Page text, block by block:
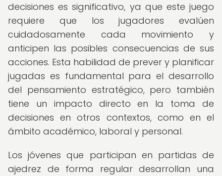
decisiones es significativo, ya que este juego
requiere que los jugadores evalúen
cuidadosamente cada movimiento y
anticipen las posibles consecuencias de sus
acciones. Esta habilidad de prever y planificar
jugadas es fundamental para el desarrollo
del pensamiento estratégico, pero también
tiene un impacto directo en la toma de
decisiones en otros contextos, como en el
ámbito académico, laboral y personal.
Los jóvenes que participan en partidas de
ajedrez de forma regular desarrollan una